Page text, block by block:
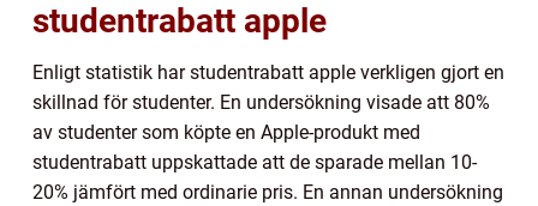
studentrabatt apple
Enligt statistik har studentrabatt apple verkligen gjort en
skillnad för studenter. En undersökning visade att 80%
av studenter som köpte en Apple-produkt med
studentrabatt uppskattade att de sparade mellan 10-
20% jämfört med ordinarie pris. En annan undersökning